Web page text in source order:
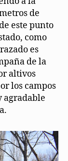
de
este punto
como
es
de la
altivos
los campos
agradable